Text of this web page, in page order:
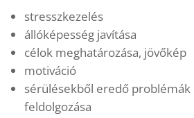
stresszkezelés
állóképesség javítása
célok meghatározása, jövőkép
motiváció
sérülésekből eredő problémák
feldolgozása